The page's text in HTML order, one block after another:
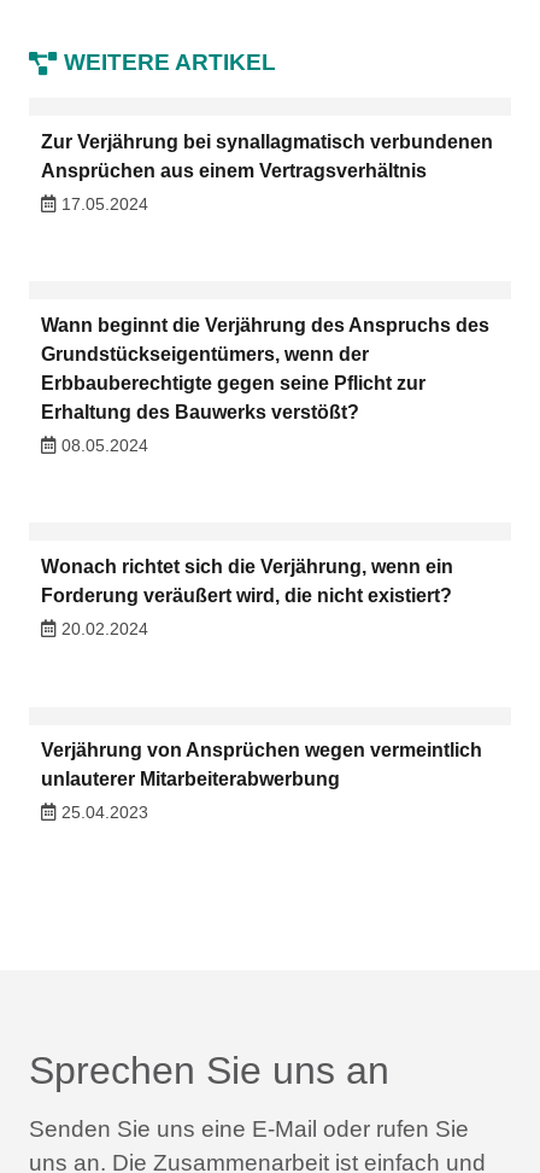
WEITERE ARTIKEL
Zur Verjährung bei synallagmatisch verbundenen
Ansprüchen aus einem Vertragsverhältnis
17.05.2024
Wann beginnt die Verjährung des Anspruchs des
Grundstückseigentümers, wenn der
Erbbauberechtigte gegen seine Pflicht zur
Erhaltung des Bauwerks verstößt?
08.05.2024
Wonach richtet sich die Verjährung, wenn ein
Forderung veräußert wird, die nicht existiert?
20.02.2024
Verjährung von Ansprüchen wegen vermeintlich
unlauterer Mitarbeiterabwerbung
25.04.2023
Sprechen Sie uns an
Senden Sie uns eine E-Mail oder rufen Sie
uns an. Die Zusammenarbeit ist einfach und